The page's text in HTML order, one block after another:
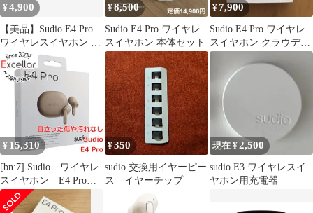
¥4,900
【美品】Sudio E4 Pro
ワイヤレスイヤホン ベ
ージュ
¥8,500
Sudio E4 Pro ワイヤレ
スイヤホン 本体セット
¥7,900
Sudio E4 Pro ワイヤレ
スイヤホン クラウディ
ホワイト
¥ 15,310
[bn:7] Sudio ワイヤレ
スイヤホン E4 Pro
SD-4013 ラテ 未使
用
¥350
sudio 交換用イヤーピー
ス イヤーチップ
現在 ¥2,500
sudio E3 ワイヤレスイ
ヤホン用充電器